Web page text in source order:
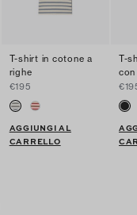
T-shirt in cotone a
righe
€195
AGGIUNGI AL
CARRELLO
T-